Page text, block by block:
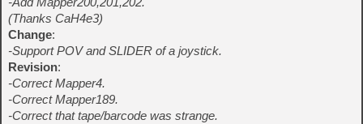
(Thanks CaH4e3)
Change:
-Support POV and SLIDER of a joystick.
Revision:
-Correct Mapper4.
-Correct Mapper189.
-Correct that tape/barcode was strange.